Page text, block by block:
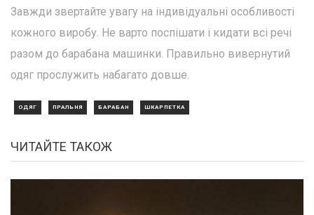
Завжди звертайте увагу на індивідуальні особливості
кожного виробу. Не варто поспішати і кидати всі речі
разом до барабана машинки. Правильно вивернутий
одяг прослужить набагато довше.
ОДЯГ ПРАЛЬНЯ БАРАБАН ШКАРПЕТКА
ЧИТАЙТЕ ТАКОЖ